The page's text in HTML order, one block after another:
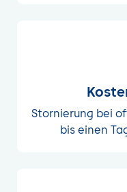
Stornierung bei
bis einen